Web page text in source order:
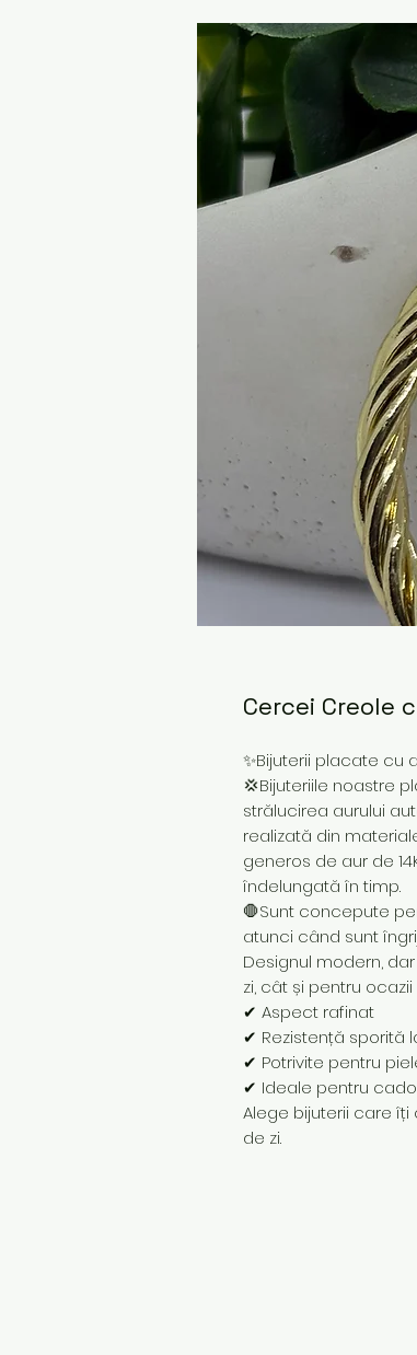
Cercei Creole
✨Bijuterii placate cu
💢Bijuteriile noastre
strălucirea aurului
realizată din
generos de aur de
îndelungată în timp.
🛑Sunt concepute
atunci când sunt
Designul modern,
zi, cât și pentru
✔ Aspect rafinat
✔ Rezistență sporită
✔ Potrivite pentru
✔ Ideale pentru
Alege bijuterii care
de zi.